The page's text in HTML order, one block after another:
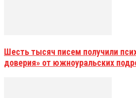
Шесть тысяч писем получили
доверия» от южноуральских